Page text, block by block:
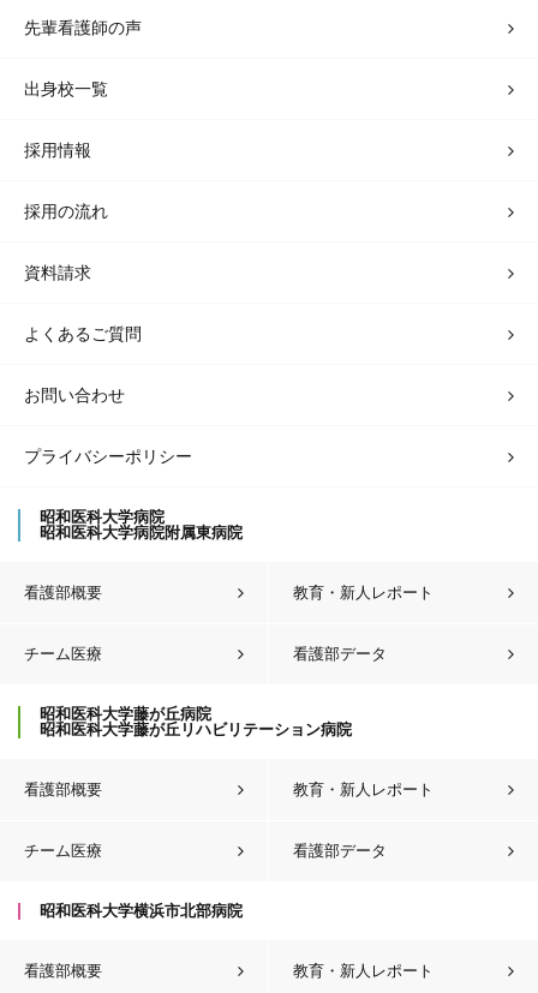
先輩看護師の声
出身校一覧
採用情報
採用の流れ
資料請求
よくあるご質問
お問い合わせ
プライバシーポリシー
昭和医科大学病院
昭和医科大学病院附属東病院
看護部概要
チーム医療
教育・新人レポート
看護部データ
昭和医科大学藤が丘病院
昭和医科大学藤が丘リハビリテーション病院
看護部概要
チーム医療
教育・新人レポート
看護部データ
昭和医科大学横浜市北部病院
看護部概要 教育・新人レポート